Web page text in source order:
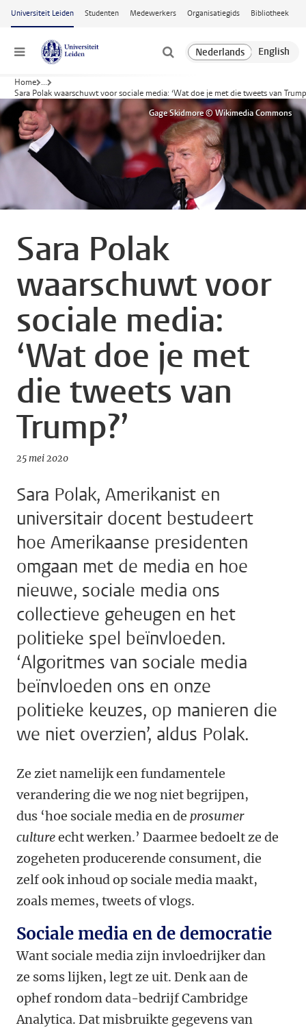
Ga naar hoofdinhoud
Universiteit Leiden Studenten Medewerkers Organisatiegids Bibliotheek
Menu
Home ...
Sara Polak waarschuwt voor sociale media: ‘Wat doe je met die tweets van
Gage Skidmore © Wikimedia Commons
Sara Polak
waarschuwt voor
sociale media:
‘Wat doe je met
die tweets van
Trump?’
25 mei 2020
Sara Polak, Amerikanist en
universitair docent bestudeert
hoe Amerikaanse presidenten
omgaan met de media en hoe
nieuwe, sociale media ons
collectieve geheugen en het
politieke spel beïnvloeden.
‘Algoritmes van sociale media
beïnvloeden ons en onze
politieke keuzes, op manieren die
we niet overzien’, aldus Polak.
Ze ziet namelijk een fundamentele
verandering die we nog niet begrijpen,
dus ‘hoe sociale media en de prosumer
cultureecht werken.’ Daarmee bedoelt ze de
zogeheten producerende consument, die
zelf ook inhoud op sociale media maakt,
zoals memes, tweets of vlogs.
Sociale media en de democratie
Want sociale media zijn invloedrijker dan
ze soms lijken, legt ze uit. Denk aan de
ophef rondom data-bedrijf Cambridge
Analytica. Dat misbruikte gegevens van